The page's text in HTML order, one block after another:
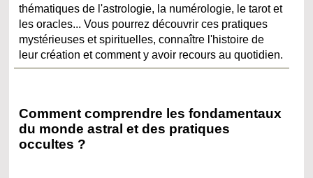
thématiques de l'astrologie, la numérologie, le tarot et
les oracles... Vous pourrez découvrir ces pratiques
mystérieuses et spirituelles, connaître l'histoire de
leur création et comment y avoir recours au quotidien.
Comment comprendre les fondamentaux
du monde astral et des pratiques
occultes ?